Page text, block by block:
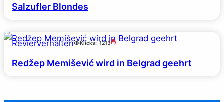
Salzufler Blondes
Revierverhalten Klicks: 1213
Redžep Memišević wird in Belgrad geehrt